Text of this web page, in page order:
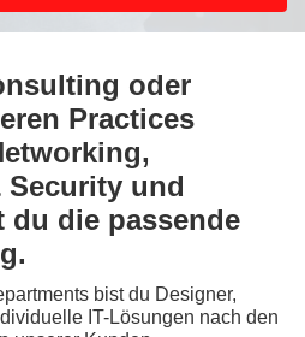
oder
Practices
und
du die passende
bist du Designer,
IT-Lösungen nach den